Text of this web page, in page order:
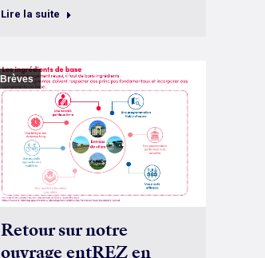
Lire la suite
Brèves
Retour sur notre
ouvrage entREZ en